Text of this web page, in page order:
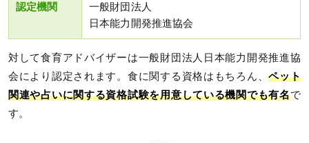
認定機関
一般財団法人
日本能力開発推進協会
対して食育アドバイザーは一般財団法人日本能力開発推進協
会により認定されます。食に関する資格はもちろん、ペット
関連や占いに関する資格試験を用意している機関でも有名で
す。